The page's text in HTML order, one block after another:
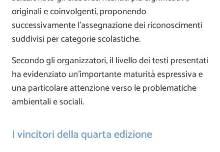
originali e coinvolgenti, proponendo
successivamente l’assegnazione dei riconoscimenti
suddivisi per categorie scolastiche.
Secondo gli organizzatori, il livello dei testi presentati
ha evidenziato un’importante maturità espressiva e
una particolare attenzione verso le problematiche
ambientali e sociali.
I vincitori della quarta edizione